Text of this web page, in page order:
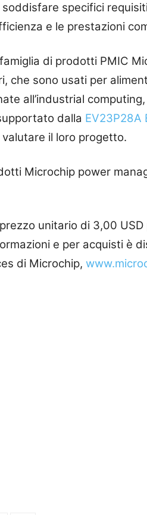
specifici
e le prestazioni
di prodotti PMIC
che sono usati per
all’industrial computing,
dalla EV23P28A
il loro progetto.
Microchip power
unitario di 3,00
e per acquisti è
di Microchip,